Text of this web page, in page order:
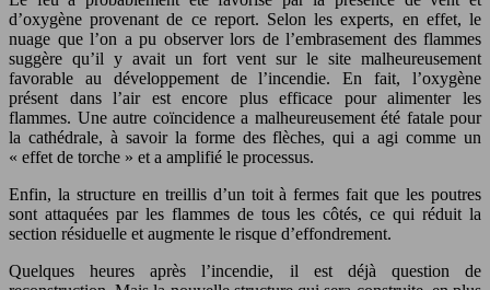
d’oxygène provenant de ce report. Selon les experts, en effet, le
nuage que l’on a pu observer lors de l’embrasement des flammes
suggère qu’il y avait un fort vent sur le site malheureusement
favorable au développement de l’incendie. En fait, l’oxygène
présent dans l’air est encore plus efficace pour alimenter les
flammes. Une autre coïncidence a malheureusement été fatale pour
la cathédrale, à savoir la forme des flèches, qui a agi comme un
« effet de torche » et a amplifié le processus.
Enfin, la structure en treillis d’un toit à fermes fait que les poutres
sont attaquées par les flammes de tous les côtés, ce qui réduit la
section résiduelle et augmente le risque d’effondrement.
Quelques heures après l’incendie, il est déjà question de